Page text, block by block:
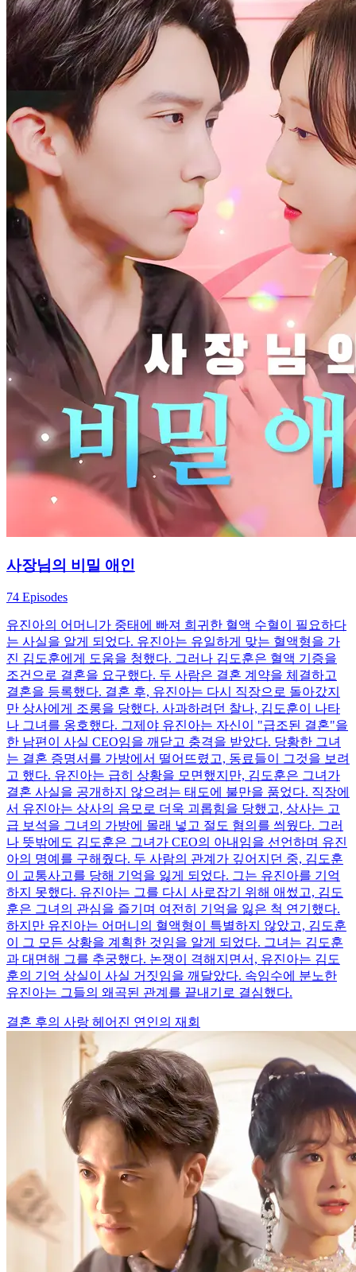
사장님의 비밀 애인
74 Episodes
유진아의 어머니가 중태에 빠져 희귀한 혈액 수혈이 필요하다
는 사실을 알게 되었다. 유진아는 유일하게 맞는 혈액형을 가
진 김도훈에게 도움을 청했다. 그러나 김도훈은 혈액 기증을
조건으로 결혼을 요구했다. 두 사람은 결혼 계약을 체결하고
결혼을 등록했다. 결혼 후, 유진아는 다시 직장으로 돌아갔지
만 상사에게 조롱을 당했다. 사과하려던 찰나, 김도훈이 나타
나 그녀를 옹호했다. 그제야 유진아는 자신이 "급조된 결혼"을
한 남편이 사실 CEO임을 깨닫고 충격을 받았다. 당황한 그녀
는 결혼 증명서를 가방에서 떨어뜨렸고, 동료들이 그것을 보려
고 했다. 유진아는 급히 상황을 모면했지만, 김도훈은 그녀가
결혼 사실을 공개하지 않으려는 태도에 불만을 품었다. 직장에
서 유진아는 상사의 음모로 더욱 괴롭힘을 당했고, 상사는 고
급 보석을 그녀의 가방에 몰래 넣고 절도 혐의를 씌웠다. 그러
나 뜻밖에도 김도훈은 그녀가 CEO의 아내임을 선언하며 유진
아의 명예를 구해줬다. 두 사람의 관계가 깊어지던 중, 김도훈
이 교통사고를 당해 기억을 잃게 되었다. 그는 유진아를 기억
하지 못했다. 유진아는 그를 다시 사로잡기 위해 애썼고, 김도
훈은 그녀의 관심을 즐기며 여전히 기억을 잃은 척 연기했다.
하지만 유진아는 어머니의 혈액형이 특별하지 않았고, 김도훈
이 그 모든 상황을 계획한 것임을 알게 되었다. 그녀는 김도훈
과 대면해 그를 추궁했다. 논쟁이 격해지면서, 유진아는 김도
훈의 기억 상실이 사실 거짓임을 깨달았다. 속임수에 분노한
유진아는 그들의 왜곡된 관계를 끝내기로 결심했다.
결혼 후의 사랑 헤어진 연인의 재회